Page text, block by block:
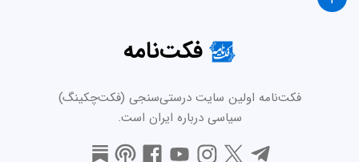
فکت‌نامه
فکت‌نامه اولین سایت درستی‌سنجی (فکت‌چکینگ)
سیاسی درباره ایران است.